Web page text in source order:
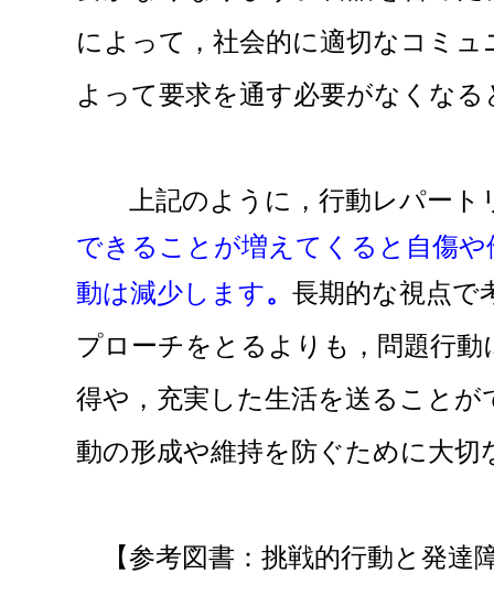
によって，社会的に適切なコミ
よって要求を通す必要がなくな
上記のように，行動レパート
できることが増えてくると自傷
動は減少します。 長期的な視点で
プローチをとるよりも，問題行
得や，充実した生活を送ること
動の形成や維持を防ぐために大
【参考図書：挑戦的行動と発達